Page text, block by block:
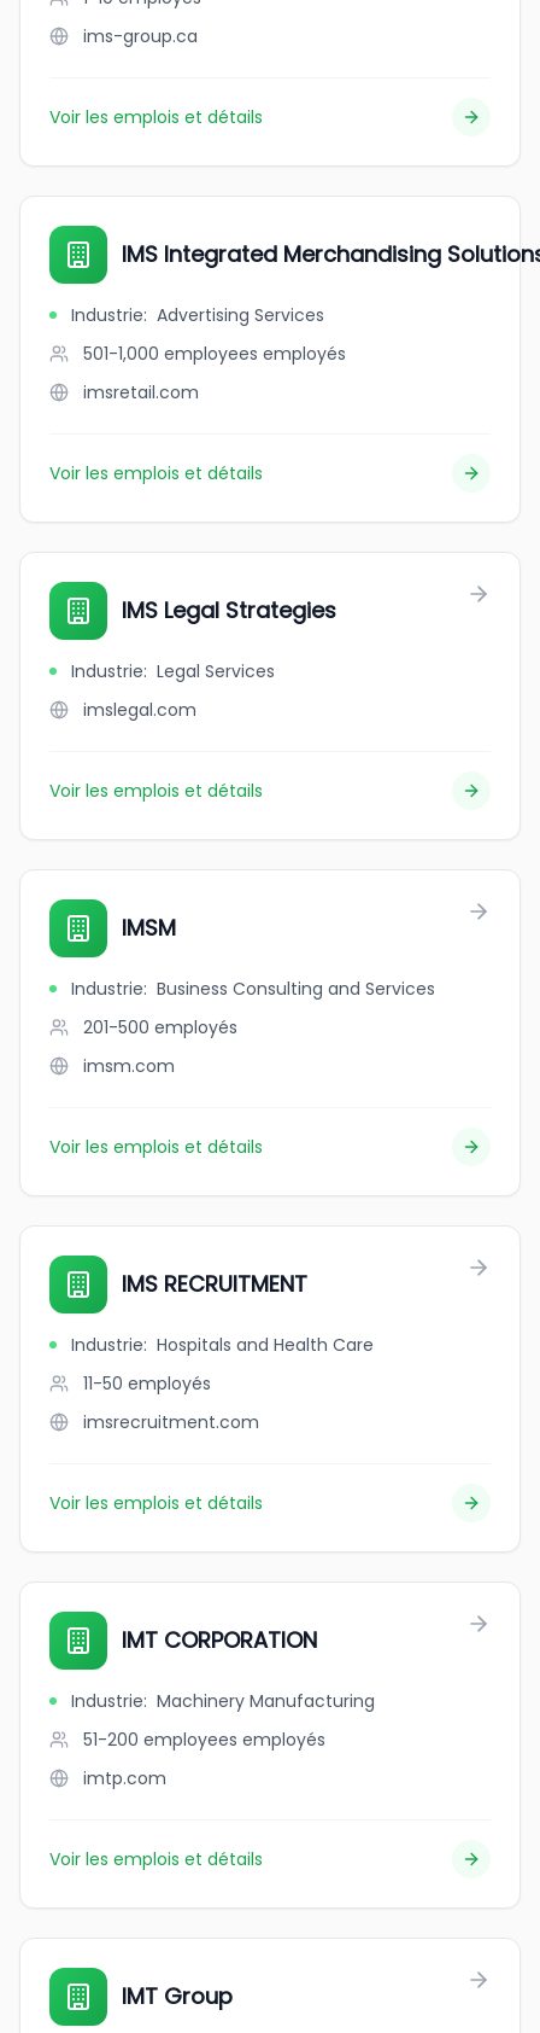
ims-group.ca
Voir les emplois et détails
IMS Integrated Merchandising
Industrie: Advertising Services
501-1,000 employees employés
imsretail.com
Voir les emplois et détails
IMS Legal Strategies
Industrie: Legal Services
imslegal.com
Voir les emplois et détails
IMSM
Industrie: Business Consulting and Services
201-500 employés
imsm.com
Voir les emplois et détails
IMS RECRUITMENT
Industrie: Hospitals and Health Care
11-50 employés
imsrecruitment.com
Voir les emplois et détails
IMT CORPORATION
Industrie: Machinery Manufacturing
51-200 employees employés
imtp.com
Voir les emplois et détails
IMT Group